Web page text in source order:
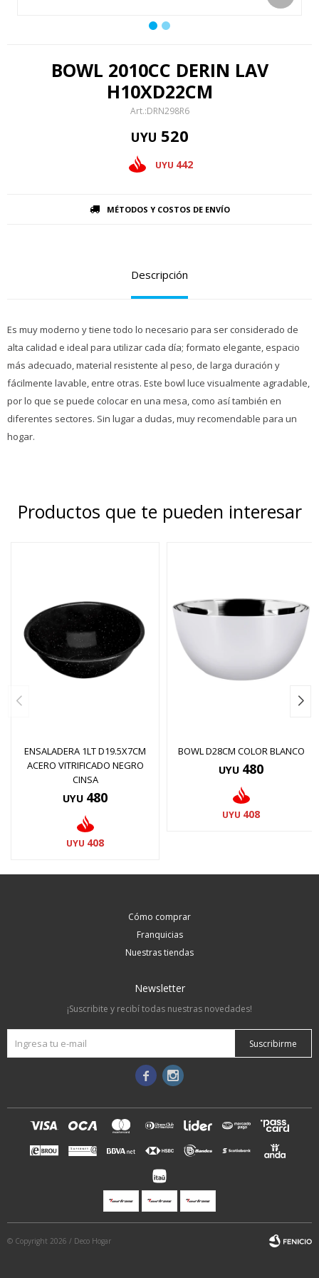
BOWL 2010CC DERIN LAV
H10XD22CM
DRN298R6
UYU 520
UYU 442
MÉTODOS Y COSTOS DE ENVÍO
Descripción
Es muy moderno y tiene todo lo necesario para ser considerado de
alta calidad e ideal para utilizar cada día; formato elegante, espacio
más adecuado, material resistente al peso, de larga duración y
fácilmente lavable, entre otras. Este bowl luce visualmente agradable,
por lo que se puede colocar en una mesa, como así también en
diferentes sectores. Sin lugar a dudas, muy recomendable para un
hogar.
Productos que te pueden interesar
ENSALADERA 1LT D19.5X7CM
ACERO VITRIFICADO NEGRO
CINSA
UYU 480
UYU 408
BOWL D28CM COLOR BLANCO
UYU 480
UYU 408
Cómo comprar
Franquicias
Nuestras tiendas
Newsletter
¡Suscribite y recibí todas nuestras novedades!
Suscribirme
 
© Copyright 2026 / Deco Hogar